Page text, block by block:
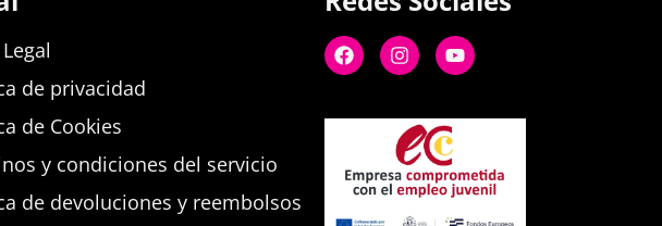
de privacidad
de Cookies
y condiciones del servicio
de devoluciones y reembolsos